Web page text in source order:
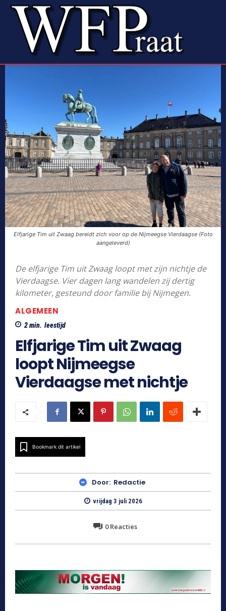
Elfjarige Tim uit Zwaag bereidt zich voor op de Nijmeegse Vierdaagse (Foto
aangeleverd)
De elfjarige Tim uit Zwaag loopt met zijn nichtje de
Vierdaagse. Vier dagen lang wandelen zij dertig
kilometer, gesteund door familie bij Nijmegen.
ALGEMEEN
2min. leestijd
Elfjarige Tim uit Zwaag
loopt Nijmeegse
Vierdaagse met nichtje
Bookmark dit artikel
Door: Redactie
vrijdag 3 juli 2026
0Reacties